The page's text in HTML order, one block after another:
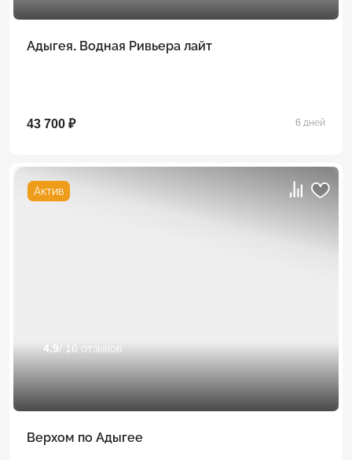
Адыгея. Водная Ривьера лайт
43 700 ₽ 6 дней
Актив
4.9 / 16 отзывов
Верхом по Адыгее